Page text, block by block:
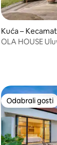
4,87/5,
Kuća –
tan
OLA HOUSE
Odabrali gosti
Odabrali gosti